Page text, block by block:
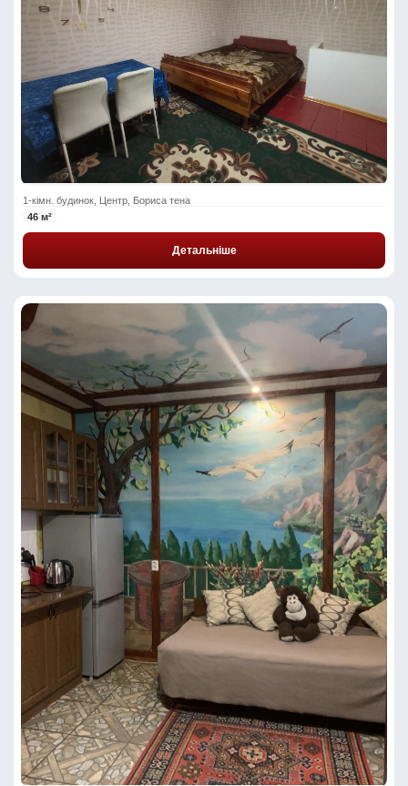
1-кімн. будинок, Центр, Бориса тена
46 м²
Детальніше